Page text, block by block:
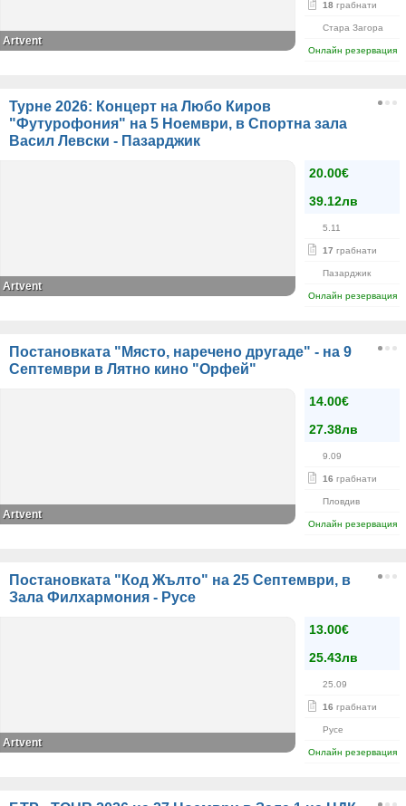
18 грабнати
Стара Загора
Онлайн резервация
Artvent
Турне 2026: Концерт на Любо Киров
"Футурофония" на 5 Ноември, в Спортна зала
Васил Левски - Пазарджик
20.00€
39.12лв
5.11
17 грабнати
Пазарджик
Онлайн резервация
Artvent
Постановката "Място, наречено другаде" - на 9
Септември в Лятно кино "Орфей"
14.00€
27.38лв
9.09
16 грабнати
Пловдив
Онлайн резервация
Artvent
Постановката "Код Жълто" на 25 Септември, в
Зала Филхармония - Русе
13.00€
25.43лв
25.09
16 грабнати
Русе
Онлайн резервация
Artvent